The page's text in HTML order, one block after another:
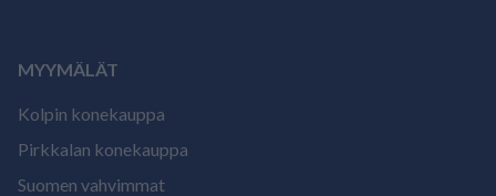
MYYMÄLÄT
Kolpin konekauppa
Pirkkalan konekauppa
Suomen vahvimmat